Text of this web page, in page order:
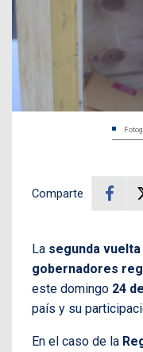
Comparte
La segunda
gobernadores
este domingo 24
país y su
En el caso de la